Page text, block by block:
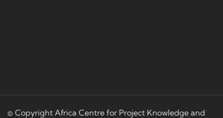
© Copyright Africa Centre for Project Knowledge and